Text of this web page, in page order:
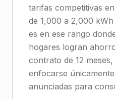
tarifas competitivas
de 1,000 a 2,000
es en ese rango
hogares logran
contrato de 12
enfocarse
anunciadas para